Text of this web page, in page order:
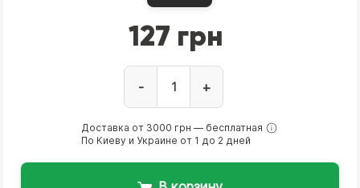
127 грн
- +
Доставка от 3000 грн — бесплатная
По Киеву и Украине от 1 до 2 дней